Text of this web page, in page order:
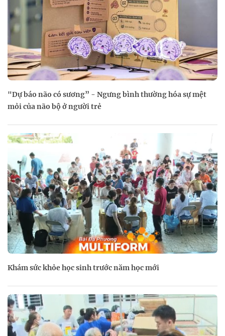
"Dự báo não có sương” - Ngưng bình thường hóa sự mệt
mỏi của não bộ ở người trẻ
Khám sức khỏe học sinh trước năm học mới